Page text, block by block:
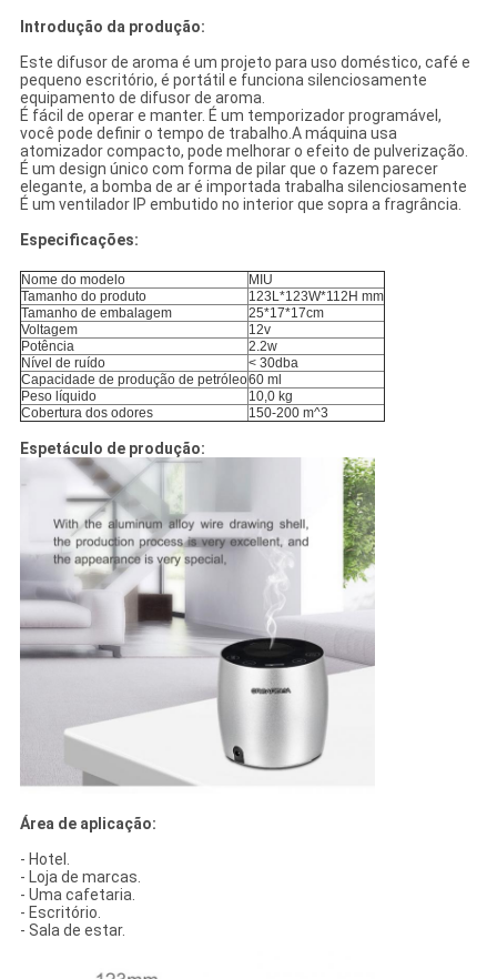
Introdução da produção:
Este difusor de aroma é um projeto para uso doméstico, café e
pequeno escritório, é portátil e funciona silenciosamente
equipamento de difusor de aroma.
É fácil de operar e manter. É um temporizador programável,
você pode definir o tempo de trabalho.A máquina usa
atomizador compacto, pode melhorar o efeito de pulverização.
É um design único com forma de pilar que o fazem parecer
elegante, a bomba de ar é importada trabalha silenciosamente
É um ventilador IP embutido no interior que sopra a fragrância.
Especificações:
Nome do modelo
MIU
Tamanho do produto
123L*123W*112H mm
Tamanho de embalagem
25*17*17cm
Voltagem
12v
Potência
2.2w
Nível de ruído
< 30dba
Capacidade de produção de petróleo60 ml
Peso líquido
10,0 kg
Cobertura dos odores
150-200 m^3
Espetáculo de produção:
Área de aplicação:
- Hotel.
- Loja de marcas.
- Uma cafetaria.
- Escritório.
- Sala de estar.